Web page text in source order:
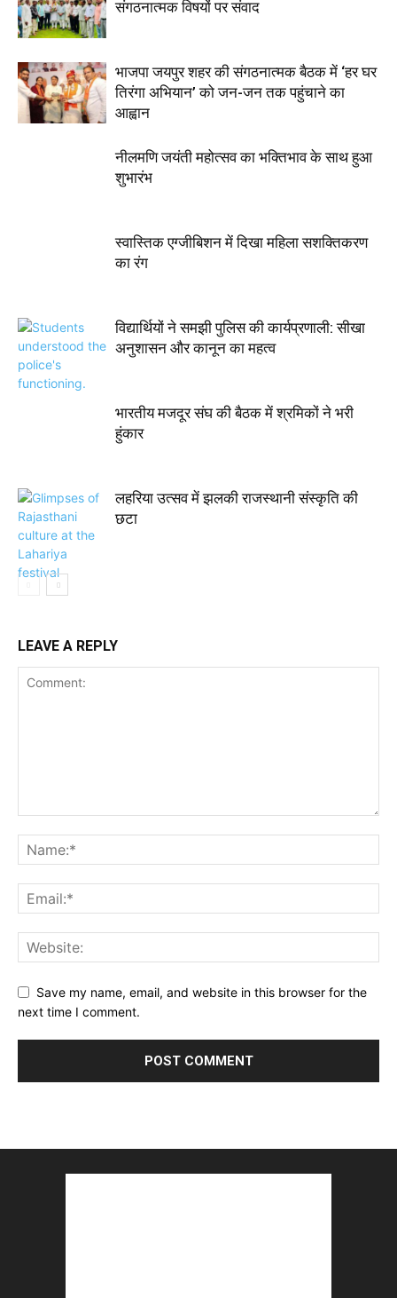
संगठनात्मक विषयों पर संवाद
भाजपा जयपुर शहर की संगठनात्मक बैठक में ‘हर घर
तिरंगा अभियान’ को जन-जन तक पहुंचाने का
आह्वान
नीलमणि जयंती महोत्सव का भक्तिभाव के साथ हुआ
शुभारंभ
स्वास्तिक एग्जीबिशन में दिखा महिला सशक्तिकरण
का रंग
विद्यार्थियों ने समझी पुलिस की कार्यप्रणाली: सीखा
अनुशासन और कानून का महत्व
भारतीय मजदूर संघ की बैठक में श्रमिकों ने भरी
हुंकार
लहरिया उत्सव में झलकी राजस्थानी संस्कृति की
छटा
LEAVE A REPLY
Save my name, email, and website in this browser for the
next time I comment.